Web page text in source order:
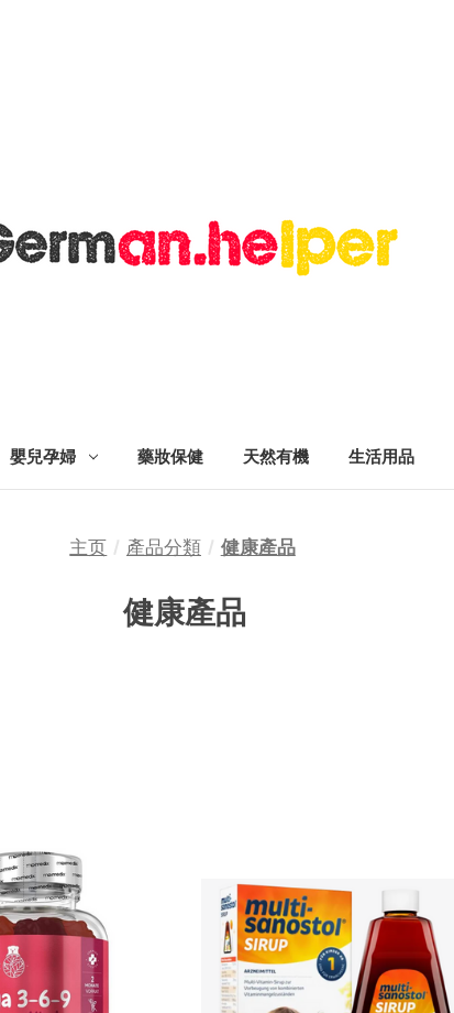
嬰兒孕婦 藥妝保健 天然有機 生活用品
主页 產品分類 健康產品
健康產品